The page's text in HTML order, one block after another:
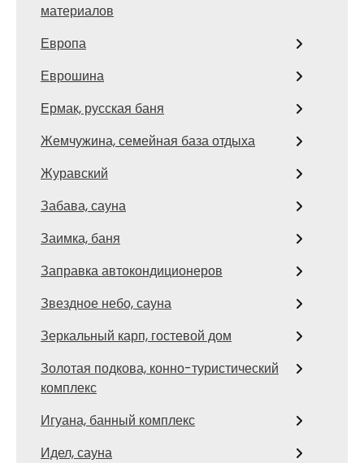
материалов
Европа
Еврошина
Ермак, русская баня
Жемчужина, семейная база отдыха
Журавский
Забава, сауна
Заимка, баня
Заправка автокондиционеров
Звездное небо, сауна
Зеркальный карп, гостевой дом
Золотая подкова, конно-туристический
комплекс
Игуана, банный комплекс
Идел, сауна